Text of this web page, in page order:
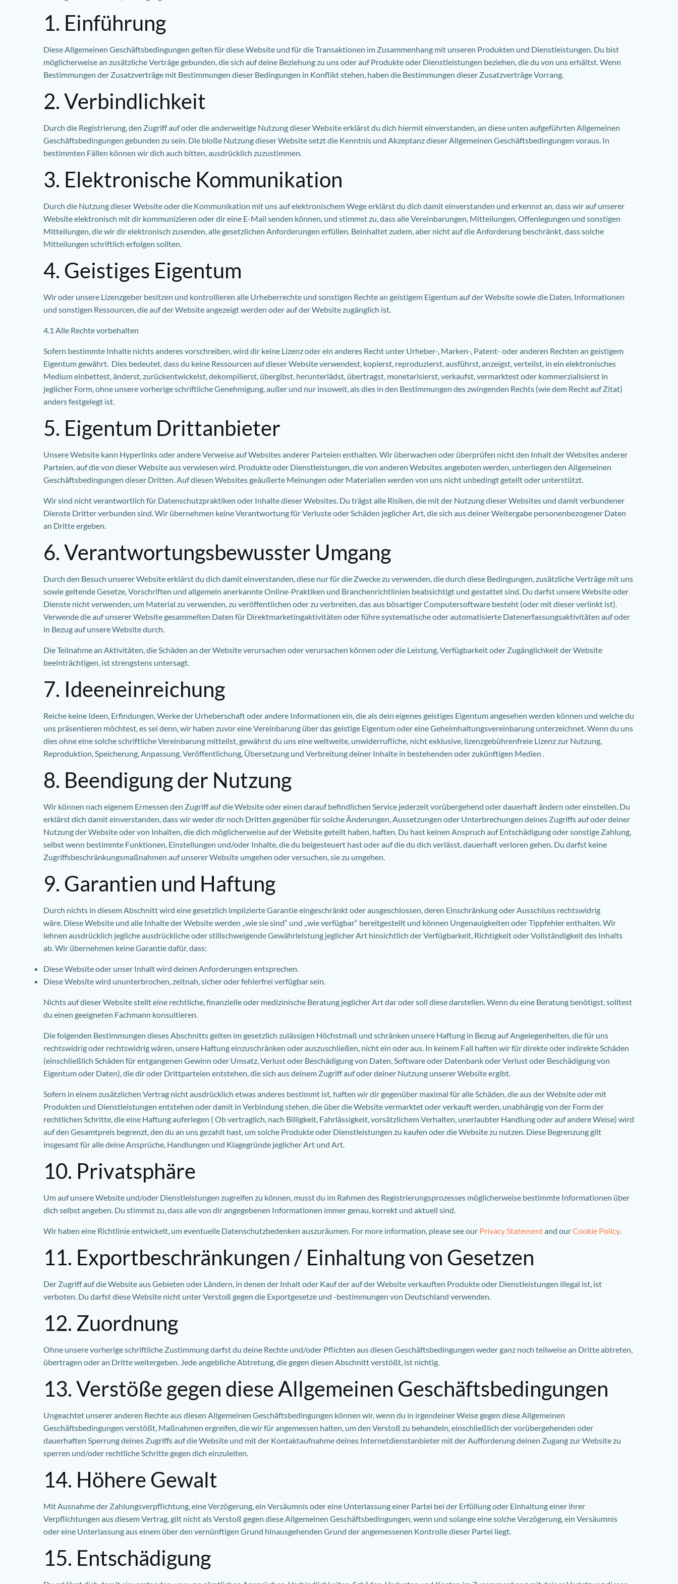
1. Einführung
Diese Allgemeinen Geschäftsbedingungen gelten für diese Website und für die Transaktionen im Zusammenhang mit unseren Produkten und Dienstleistungen. Du bist
möglicherweise an zusätzliche Verträge gebunden, die sich auf deine Beziehung zu uns oder auf Produkte oder Dienstleistungen beziehen, die du von uns erhältst. Wenn
Bestimmungen der Zusatzverträge mit Bestimmungen dieser Bedingungen in Konflikt stehen, haben die Bestimmungen dieser Zusatzverträge Vorrang.
2. Verbindlichkeit
Durch die Registrierung, den Zugriff auf oder die anderweitige Nutzung dieser Website erklärst du dich hiermit einverstanden, an diese unten aufgeführten Allgemeinen
Geschäftsbedingungen gebunden zu sein. Die bloße Nutzung dieser Website setzt die Kenntnis und Akzeptanz dieser Allgemeinen Geschäftsbedingungen voraus. In
bestimmten Fällen können wir dich auch bitten, ausdrücklich zuzustimmen.
3. Elektronische Kommunikation
Durch die Nutzung dieser Website oder die Kommunikation mit uns auf elektronischem Wege erklärst du dich damit einverstanden und erkennst an, dass wir auf unserer
Website elektronisch mit dir kommunizieren oder dir eine E-Mail senden können, und stimmst zu, dass alle Vereinbarungen, Mitteilungen, Offenlegungen und sonstigen
Mitteilungen, die wir dir elektronisch zusenden, alle gesetzlichen Anforderungen erfüllen. Beinhaltet zudem, aber nicht auf die Anforderung beschränkt, dass solche
Mitteilungen schriftlich erfolgen sollten.
4. Geistiges Eigentum
Wir oder unsere Lizenzgeber besitzen und kontrollieren alle Urheberrechte und sonstigen Rechte an geistigem Eigentum auf der Website sowie die Daten, Informationen
und sonstigen Ressourcen, die auf der Website angezeigt werden oder auf der Website zugänglich ist.
4.1 Alle Rechte vorbehalten
Sofern bestimmte Inhalte nichts anderes vorschreiben, wird dir keine Lizenz oder ein anderes Recht unter Urheber-, Marken-, Patent- oder anderen Rechten an geistigem
Eigentum gewährt. Dies bedeutet, dass du keine Ressourcen auf dieser Website verwendest, kopierst, reproduzierst, ausführst, anzeigst, verteilst, in ein elektronisches
Medium einbettest, änderst, zurückentwickelst, dekompilierst, übergibst, herunterlädst, übertragst, monetarisierst, verkaufst, vermarktest oder kommerzialisierst in
jeglicher Form, ohne unsere vorherige schriftliche Genehmigung, außer und nur insoweit, als dies in den Bestimmungen des zwingenden Rechts (wie dem Recht auf Zitat)
anders festgelegt ist.
5. Eigentum Drittanbieter
Unsere Website kann Hyperlinks oder andere Verweise auf Websites anderer Parteien enthalten. Wir überwachen oder überprüfen nicht den Inhalt der Websites anderer
Parteien, auf die von dieser Website aus verwiesen wird. Produkte oder Dienstleistungen, die von anderen Websites angeboten werden, unterliegen den Allgemeinen
Geschäftsbedingungen dieser Dritten. Auf diesen Websites geäußerte Meinungen oder Materialien werden von uns nicht unbedingt geteilt oder unterstützt.
Wir sind nicht verantwortlich für Datenschutzpraktiken oder Inhalte dieser Websites. Du trägst alle Risiken, die mit der Nutzung dieser Websites und damit verbundener
Dienste Dritter verbunden sind. Wir übernehmen keine Verantwortung für Verluste oder Schäden jeglicher Art, die sich aus deiner Weitergabe personenbezogener Daten
an Dritte ergeben.
6. Verantwortungsbewusster Umgang
Durch den Besuch unserer Website erklärst du dich damit einverstanden, diese nur für die Zwecke zu verwenden, die durch diese Bedingungen, zusätzliche Verträge mit uns
sowie geltende Gesetze, Vorschriften und allgemein anerkannte Online-Praktiken und Branchenrichtlinien beabsichtigt und gestattet sind. Du darfst unsere Website oder
Dienste nicht verwenden, um Material zu verwenden, zu veröffentlichen oder zu verbreiten, das aus bösartiger Computersoftware besteht (oder mit dieser verlinkt ist).
Verwende die auf unserer Website gesammelten Daten für Direktmarketingaktivitäten oder führe systematische oder automatisierte Datenerfassungsaktivitäten auf oder
in Bezug auf unsere Website durch.
Die Teilnahme an Aktivitäten, die Schäden an der Website verursachen oder verursachen können oder die Leistung, Verfügbarkeit oder Zugänglichkeit der Website
beeinträchtigen, ist strengstens untersagt.
7. Ideeneinreichung
Reiche keine Ideen, Erfindungen, Werke der Urheberschaft oder andere Informationen ein, die als dein eigenes geistiges Eigentum angesehen werden können und welche du
uns präsentieren möchtest, es sei denn, wir haben zuvor eine Vereinbarung über das geistige Eigentum oder eine Geheimhaltungsvereinbarung unterzeichnet. Wenn du uns
dies ohne eine solche schriftliche Vereinbarung mitteilst, gewährst du uns eine weltweite, unwiderrufliche, nicht exklusive, lizenzgebührenfreie Lizenz zur Nutzung,
Reproduktion, Speicherung, Anpassung, Veröffentlichung, Übersetzung und Verbreitung deiner Inhalte in bestehenden oder zukünftigen Medien .
8. Beendigung der Nutzung
Wir können nach eigenem Ermessen den Zugriff auf die Website oder einen darauf befindlichen Service jederzeit vorübergehend oder dauerhaft ändern oder einstellen. Du
erklärst dich damit einverstanden, dass wir weder dir noch Dritten gegenüber für solche Änderungen, Aussetzungen oder Unterbrechungen deines Zugriffs auf oder deiner
Nutzung der Website oder von Inhalten, die dich möglicherweise auf der Website geteilt haben, haften. Du hast keinen Anspruch auf Entschädigung oder sonstige Zahlung,
selbst wenn bestimmte Funktionen, Einstellungen und/oder Inhalte, die du beigesteuert hast oder auf die du dich verlässt, dauerhaft verloren gehen. Du darfst keine
Zugriffsbeschränkungsmaßnahmen auf unserer Website umgehen oder versuchen, sie zu umgehen.
9. Garantien und Haftung
Durch nichts in diesem Abschnitt wird eine gesetzlich implizierte Garantie eingeschränkt oder ausgeschlossen, deren Einschränkung oder Ausschluss rechtswidrig
wäre. Diese Website und alle Inhalte der Website werden „wie sie sind“ und „wie verfügbar“ bereitgestellt und können Ungenauigkeiten oder Tippfehler enthalten. Wir
lehnen ausdrücklich jegliche ausdrückliche oder stillschweigende Gewährleistung jeglicher Art hinsichtlich der Verfügbarkeit, Richtigkeit oder Vollständigkeit des Inhalts
ab. Wir übernehmen keine Garantie dafür, dass:
Diese Website oder unser Inhalt wird deinen Anforderungen entsprechen.
Diese Website wird ununterbrochen, zeitnah, sicher oder fehlerfrei verfügbar sein.
Nichts auf dieser Website stellt eine rechtliche, finanzielle oder medizinische Beratung jeglicher Art dar oder soll diese darstellen. Wenn du eine Beratung benötigst, solltest
du einen geeigneten Fachmann konsultieren.
Die folgenden Bestimmungen dieses Abschnitts gelten im gesetzlich zulässigen Höchstmaß und schränken unsere Haftung in Bezug auf Angelegenheiten, die für uns
rechtswidrig oder rechtswidrig wären, unsere Haftung einzuschränken oder auszuschließen, nicht ein oder aus. In keinem Fall haften wir für direkte oder indirekte Schäden
(einschließlich Schäden für entgangenen Gewinn oder Umsatz, Verlust oder Beschädigung von Daten, Software oder Datenbank oder Verlust oder Beschädigung von
Eigentum oder Daten), die dir oder Drittparteien entstehen, die sich aus deinem Zugriff auf oder deiner Nutzung unserer Website ergibt.
Sofern in einem zusätzlichen Vertrag nicht ausdrücklich etwas anderes bestimmt ist, haften wir dir gegenüber maximal für alle Schäden, die aus der Website oder mit
Produkten und Dienstleistungen entstehen oder damit in Verbindung stehen, die über die Website vermarktet oder verkauft werden, unabhängig von der Form der
rechtlichen Schritte, die eine Haftung auferlegen ( Ob vertraglich, nach Billigkeit, Fahrlässigkeit, vorsätzlichem Verhalten, unerlaubter Handlung oder auf andere Weise) wird
auf den Gesamtpreis begrenzt, den du an uns gezahlt hast, um solche Produkte oder Dienstleistungen zu kaufen oder die Website zu nutzen. Diese Begrenzung gilt
insgesamt für alle deine Ansprüche, Handlungen und Klagegründe jeglicher Art und Art.
10. Privatsphäre
Um auf unsere Website und/oder Dienstleistungen zugreifen zu können, musst du im Rahmen des Registrierungsprozesses möglicherweise bestimmte Informationen über
dich selbst angeben. Du stimmst zu, dass alle von dir angegebenen Informationen immer genau, korrekt und aktuell sind.
Wir haben eine Richtlinie entwickelt, um eventuelle Datenschutzbedenken auszuräumen. For more information, please see our Privacy Statementand ourCookie Policy.
11. Exportbeschränkungen / Einhaltung von Gesetzen
Der Zugriff auf die Website aus Gebieten oder Ländern, in denen der Inhalt oder Kauf der auf der Website verkauften Produkte oder Dienstleistungen illegal ist, ist
verboten. Du darfst diese Website nicht unter Verstoß gegen die Exportgesetze und -bestimmungen von Deutschland verwenden.
12. Zuordnung
Ohne unsere vorherige schriftliche Zustimmung darfst du deine Rechte und/oder Pflichten aus diesen Geschäftsbedingungen weder ganz noch teilweise an Dritte abtreten,
übertragen oder an Dritte weitergeben. Jede angebliche Abtretung, die gegen diesen Abschnitt verstößt, ist nichtig.
13. Verstöße gegen diese Allgemeinen Geschäftsbedingungen
Ungeachtet unserer anderen Rechte aus diesen Allgemeinen Geschäftsbedingungen können wir, wenn du in irgendeiner Weise gegen diese Allgemeinen
Geschäftsbedingungen verstößt, Maßnahmen ergreifen, die wir für angemessen halten, um den Verstoß zu behandeln, einschließlich der vorübergehenden oder
dauerhaften Sperrung deines Zugriffs auf die Website und mit der Kontaktaufnahme deines Internetdienstanbieter mit der Aufforderung deinen Zugang zur Website zu
sperren und/oder rechtliche Schritte gegen dich einzuleiten.
14. Höhere Gewalt
Mit Ausnahme der Zahlungsverpflichtung, eine Verzögerung, ein Versäumnis oder eine Unterlassung einer Partei bei der Erfüllung oder Einhaltung einer ihrer
Verpflichtungen aus diesem Vertrag, gilt nicht als Verstoß gegen diese Allgemeinen Geschäftsbedingungen, wenn und solange eine solche Verzögerung, ein Versäumnis
oder eine Unterlassung aus einem über den vernünftigen Grund hinausgehenden Grund der angemessenen Kontrolle dieser Partei liegt.
15. Entschädigung